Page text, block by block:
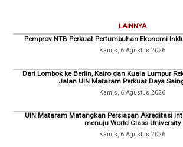
LAINNYA
Pemprov NTB Perkuat Pertumbuhan Ekonomi
Kamis, 6 Agustus 2026
Dari Lombok ke Berlin, Kairo dan Kuala Lumpur
Jalan UIN Mataram Perkuat Daya
Kamis, 6 Agustus 2026
UIN Mataram Matangkan Persiapan Akreditasi
menuju World Class University
Kamis, 6 Agustus 2026